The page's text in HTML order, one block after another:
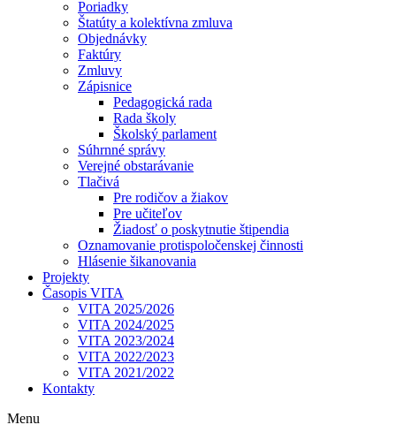
Poriadky
Štatúty a kolektívna zmluva
Objednávky
Faktúry
Zmluvy
Zápisnice
Pedagogická rada
Rada školy
Školský parlament
Súhrnné správy
Verejné obstarávanie
Tlačivá
Pre rodičov a žiakov
Pre učiteľov
Žiadosť o poskytnutie štipendia
Oznamovanie protispoločenskej činnosti
Hlásenie šikanovania
Projekty
Časopis VITA
VITA 2025/2026
VITA 2024/2025
VITA 2023/2024
VITA 2022/2023
VITA 2021/2022
Kontakty
Menu